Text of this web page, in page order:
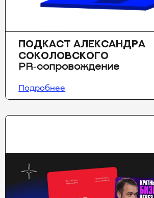
ПОДКАСТ АЛЕКСАНДРА
СОКОЛОВСКОГО
PR‑сопровождение
Подробнее